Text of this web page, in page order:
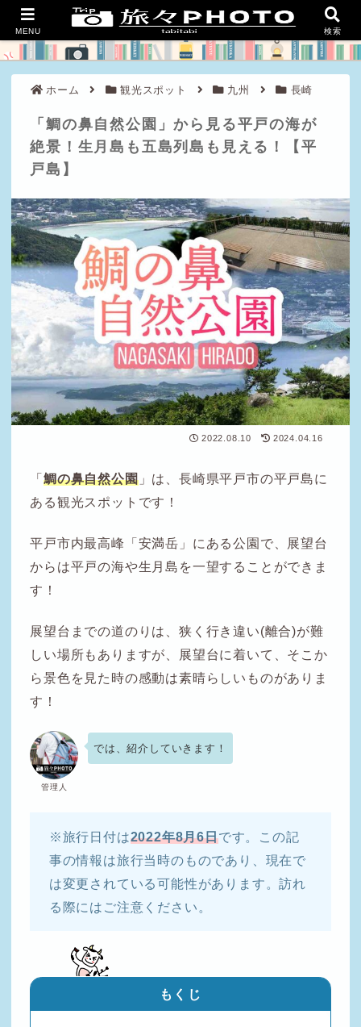
良い旅を、豊かな人生を。
ホーム 観光スポット 九州 長崎
「鯛の鼻自然公園」から見る平戸の海が
絶景！生月島も五島列島も見える！【平
戸島】
2022.08.10 2024.04.16
「鯛の鼻自然公園」は、長崎県平戸市の平戸島に
ある観光スポットです！
平戸市内最高峰「安満岳」にある公園で、展望台
からは平戸の海や生月島を一望することができま
す！
展望台までの道のりは、狭く行き違い(離合)が難
しい場所もありますが、展望台に着いて、そこか
ら景色を見た時の感動は素晴らしいものがありま
す！
管理人
では、紹介していきます！
※旅行日付は2022年8月6日です。この記
事の情報は旅行当時のものであり、現在で
は変更されている可能性があります。訪れ
る際にはご注意ください。
もくじ
MENU 検索